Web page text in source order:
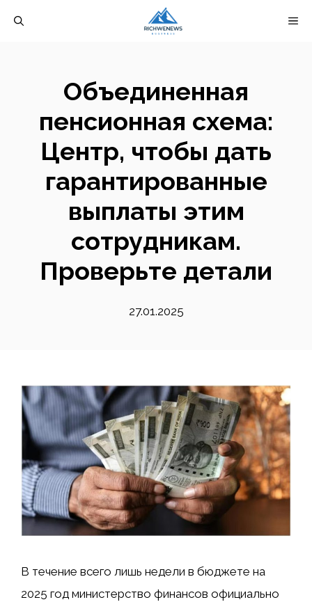
Объединенная
пенсионная схема:
Центр, чтобы дать
гарантированные
выплаты этим
сотрудникам.
Проверьте детали
27.01.2025
В течение всего лишь недели в бюджете на
2025 год министерство финансов официально